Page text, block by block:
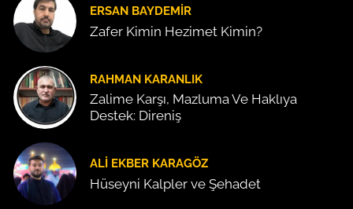
ERSAN BAYDEMIR
Zafer Kimin Hezimet Kimin?
RAHMAN KARANLIK
Zalime Karşı, Mazluma Ve Haklıya
Destek: Direniş
ALI EKBER KARAGÖZ
Hüseyni Kalpler ve Şehadet